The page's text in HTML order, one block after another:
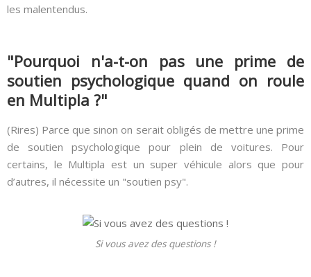
les malentendus.
"Pourquoi n'a-t-on pas une prime de
soutien psychologique quand on roule
en Multipla ?"
(Rires) Parce que sinon on serait obligés de mettre une prime
de soutien psychologique pour plein de voitures. Pour
certains, le Multipla est un super véhicule alors que pour
d’autres, il nécessite un "soutien psy".
Si vous avez des questions !